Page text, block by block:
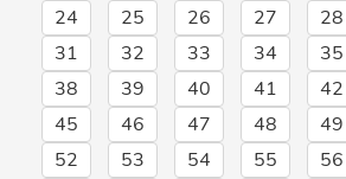
24
25 26 27 28
31
32 33 34 35
38
39 40 41 42
45
46 47 48 49
52
53 54 55 56